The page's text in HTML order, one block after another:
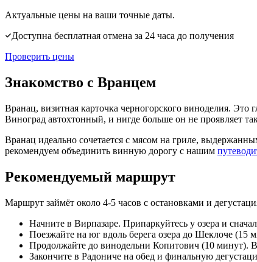
Актуальные цены на ваши точные даты.
Доступна бесплатная отмена за 24 часа до получения
Проверить цены
Знакомство с Вранцем
Вранац, визитная карточка черногорского виноделия.
Виноград автохтонный, и нигде больше он не проявляет
Вранац идеально сочетается с мясом на гриле,
рекомендуем объединить винную дорогу с нашим
Рекомендуемый маршрут
Маршрут займёт около 4-5 часов с остановками и
Начните в Вирпазаре. Припаркуйтесь у озера и
Поезжайте на юг вдоль берега озера до Шеклоче (15
Продолжайте до винодельни Копитович (10 минут).
Закончите в Радониче на обед и финальную